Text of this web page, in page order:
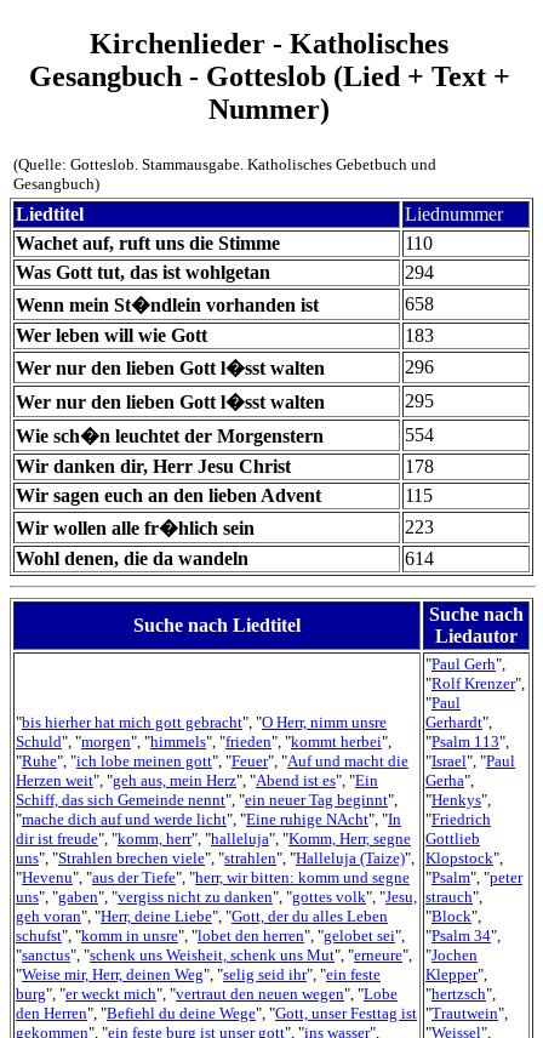
Kirchenlieder - Katholisches
Gesangbuch - Gotteslob (Lied + Text +
Nummer)
(Quelle: Gotteslob. Stammausgabe. Katholisches Gebetbuch und
Gesangbuch)
Liedtitel
Liednummer
Wachet auf, ruft uns die Stimme
110
Was Gott tut, das ist wohlgetan
294
Wenn mein St�ndlein vorhanden ist
658
Wer leben will wie Gott
183
Wer nur den lieben Gott l�sst walten
296
Wer nur den lieben Gott l�sst walten
295
Wie sch�n leuchtet der Morgenstern
554
Wir danken dir, Herr Jesu Christ
178
Wir sagen euch an den lieben Advent
115
Wir wollen alle fr�hlich sein
223
Wohl denen, die da wandeln
614
Suche nach Liedtitel
Suche nach
Liedautor
"bis hierher hat mich gott gebracht", "O Herr, nimm unsre
Schuld", "morgen", "himmels", "frieden", "kommt herbei",
"Ruhe", "ich lobe meinen gott", "Feuer", "Auf und macht die
Herzen weit", "geh aus, mein Herz", "Abend ist es", "Ein
Schiff, das sich Gemeinde nennt", "ein neuer Tag beginnt",
"mache dich auf und werde licht", "Eine ruhige NAcht", "In
dir ist freude", "komm, herr", "halleluja", "Komm, Herr, segne
uns", "Strahlen brechen viele", "strahlen", "Halleluja (Taize)",
"Hevenu", "aus der Tiefe", "herr, wir bitten: komm und segne
uns", "gaben", "vergiss nicht zu danken", "gottes volk", "Jesu,
geh voran", "Herr, deine Liebe", "Gott, der du alles Leben
schufst", "komm in unsre", "lobet den herren", "gelobet sei",
"sanctus", "schenk uns Weisheit, schenk uns Mut", "erneure",
"Weise mir, Herr, deinen Weg", "selig seid ihr", "ein feste
burg", "er weckt mich", "vertraut den neuen wegen", "Lobe
den Herren", "Befiehl du deine Wege", "Gott, unser Festtag ist
gekommen", "ein feste burg ist unser gott", "ins wasser",
"Paul Gerh",
"Rolf Krenzer",
"Paul
Gerhardt",
"Psalm 113",
"Israel", "Paul
Gerha",
"Henkys",
"Friedrich
Gottlieb
Klopstock",
"Psalm", "peter
strauch",
"Block",
"Psalm 34",
"Jochen
Klepper",
"hertzsch",
"Trautwein",
"Weissel",